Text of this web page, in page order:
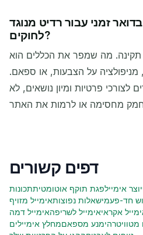
זמני עבור רדיט מנוגד
לחוקים?
תקינה. מה שמפר את הכללים הוא
על הצבעות, או ספאם.
פרטיות ומיון נושאים, לא
דפים קשורים
תכונותפגת תוקף אוטומטיתיוצר אימייל
אימייל מזויףשאלות נפוצותחד-פעמי
אימייל דמהאימייל לשריפהאקראי
מחלץ אימייליםהימנע מספאם